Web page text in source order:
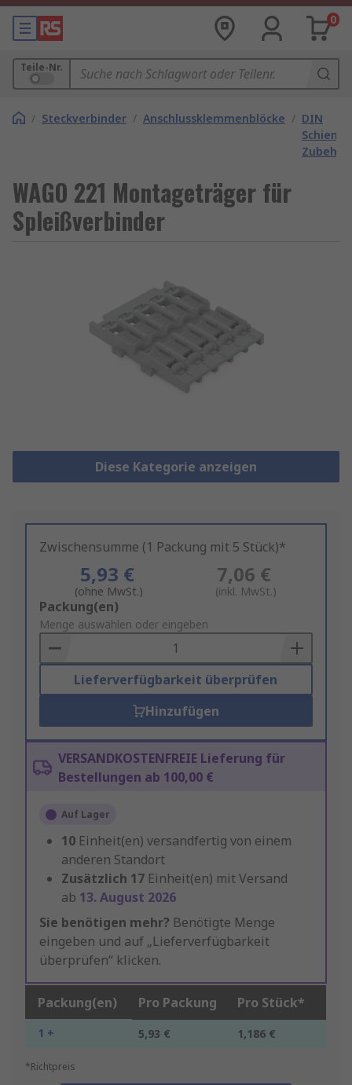
0
Teile-Nr.
/ Steckverbinder / Anschlussklemmenblöcke / DIN
Zubehör
WAGO 221 Montageträger für
Spleißverbinder
Diese Kategorie anzeigen
Zwischensumme (1 Packung mit 5 Stück)*
5,93 €
(ohne MwSt.)
7,06 €
(inkl. MwSt.)
Add
to
Basket
Packung(en)
Menge auswählen oder eingeben
Lieferverfügbarkeit überprüfen
Hinzufügen
VERSANDKOSTENFREIE Lieferung für
Bestellungen ab 100,00 €
Auf Lager
10 Einheit(en) versandfertig von einem
anderen Standort
Zusätzlich 17 Einheit(en) mit Versand
ab 13. August 2026
Sie benötigen mehr? Benötigte Menge
eingeben und auf „Lieferverfügbarkeit
überprüfen“ klicken.
Packung(en) Pro Packung Pro Stück*
1 + 5,93 € 1,186 €
*Richtpreis